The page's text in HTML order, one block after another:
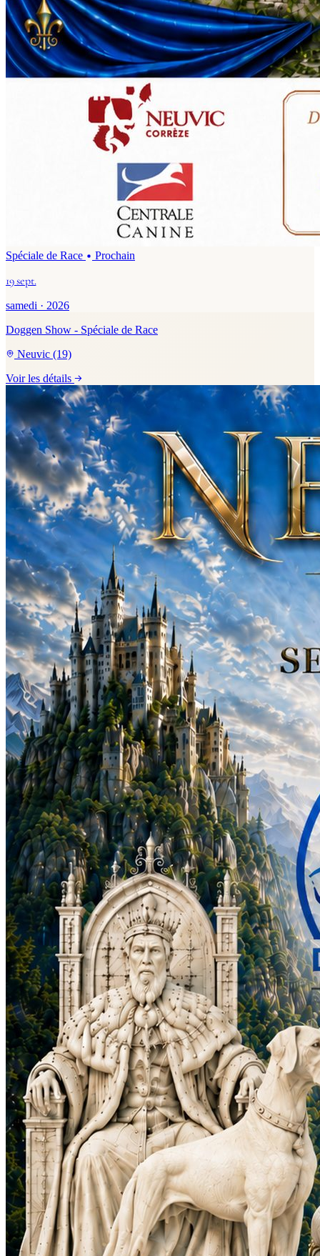
Spéciale de Race Prochain
19 sept.
samedi · 2026
Doggen Show - Spéciale de Race
Neuvic (19)
Voir les détails